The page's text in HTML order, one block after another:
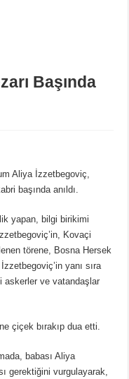
Başında
Aliya İzzetbegoviç,
başında anıldı.
yapan, bilgi birikimi
Kovaçi
törene, Bosna Hersek
yanı sıra
askerler ve vatandaşlar
çiçek bırakıp dua etti.
babası Aliya
gerektiğini vurgulayarak,